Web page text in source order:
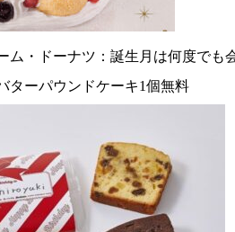
ム・ドーナツ：誕生月は何度でも
ターパウンドケーキ1個無料